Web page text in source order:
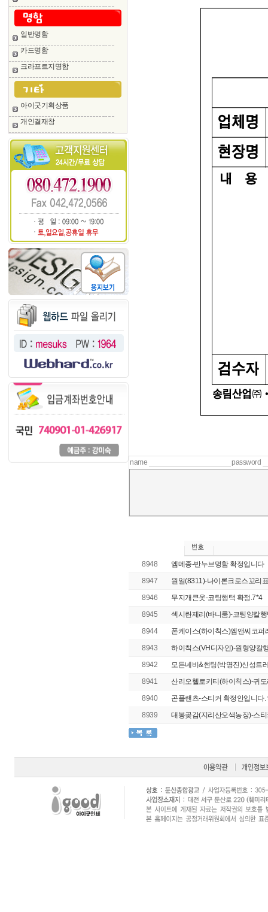
일반명함
카드명함
크라프트지명함
아이굿기획상품
개인결재창
name password
8948
엠메종-반누브명함 확정입니다
8947
원일(8311)-나이론크로스꼬리
8946
무지개큰옷-코팅행택 확정.7*4
8945
섹시란제리(바니룸)-코팅양칼
8944
폰케이스(하이칙스)엠앤씨코
8943
하이칙스(VH디자인)-원형양칼
8942
모든네비&썬팅(박영진)신성트
8941
산리오헬로키티(하이칙스)-귀
8940
곤플랜츠-스티커 확정안입니다.
8939
대봉곶감(지리산오색농장)-스